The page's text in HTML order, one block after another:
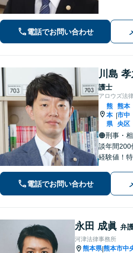
電話でお問い合わせ
川島 孝
護士
アロウズ法
熊
本
県
|
熊本
市中
央区
🟠刑事・
談年間
経験値！
局・証券
を生かし
電話でお問い合わせ
永田 成眞 弁
河津法律事務所
熊本県|熊本市中